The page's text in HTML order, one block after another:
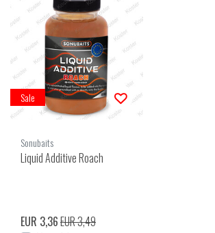
Sale
Sonubaits
Liquid Additive Roach
EUR 3,36EUR 3,49